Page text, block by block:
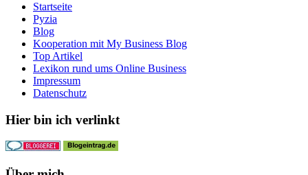
Startseite
Pyzia
Blog
Kooperation mit My Business Blog
Top Artikel
Lexikon rund ums Online Business
Impressum
Datenschutz
Hier bin ich verlinkt